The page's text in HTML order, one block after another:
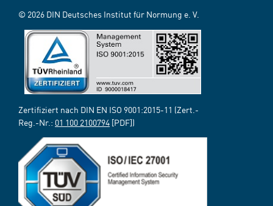
© 2026 DIN Deutsches Institut für Normung e. V.
Zertifiziert nach DIN EN ISO 9001:2015-11 (Zert.-
Reg.-Nr.: 01 100 2100794 [PDF])